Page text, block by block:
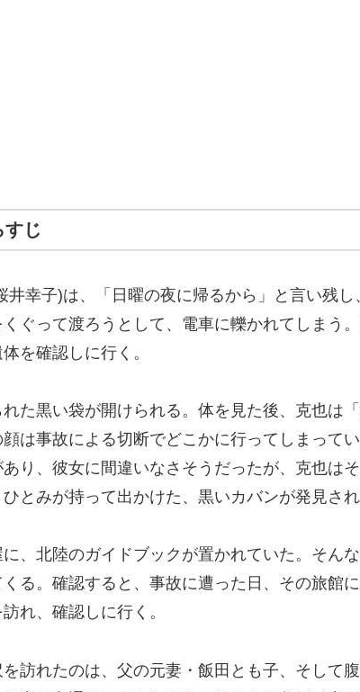
すじ
井幸子)は、「日曜の夜に帰るから」と言い残
くぐって渡ろうとして、電車に轢かれてしまう
を確認しに行く。
た黒い袋が開けられる。体を見た後、克也は
は事故による切断でどこかに行ってしまって
り、彼女に間違いなさそうだったが、克也は
とみが持って出かけた、黒いカバンが発見さ
、北陸のガイドブックが置かれていた。そん
る。確認すると、事故に遭った日、その旅館
れ、確認しに行く。
訪れたのは、父の元妻・飯田とも子、そして